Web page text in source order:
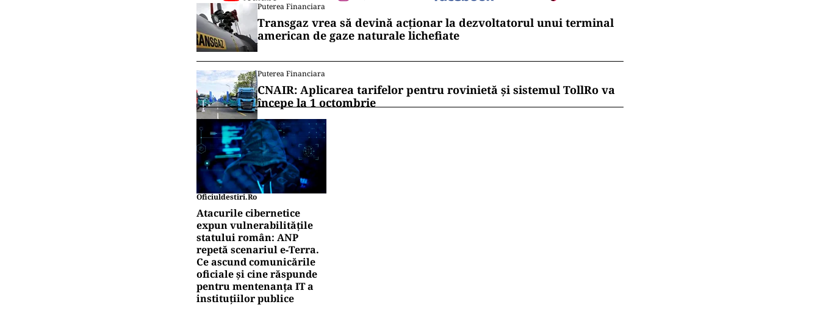
Puterea Financiara
Transgaz vrea să devină acționar la dezvoltatorul unui terminal
american de gaze naturale lichefiate
Puterea Financiara
CNAIR: Aplicarea tarifelor pentru rovinietă și sistemul TollRo va
începe la 1 octombrie
Oficiuldestiri.ro
Atacurile cibernetice
expun vulnerabilitățile
statului român: ANP
repetă scenariul e‑Terra.
Ce ascund comunicările
oficiale și cine răspunde
pentru mentenanța IT a
instituțiilor publice